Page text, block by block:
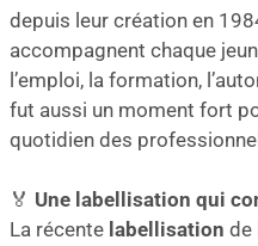
depuis leur création en
accompagnent chaque
l’emploi, la formation,
fut aussi un moment fort
quotidien des
🏅 Une labellisation qui
La récente labellisation de